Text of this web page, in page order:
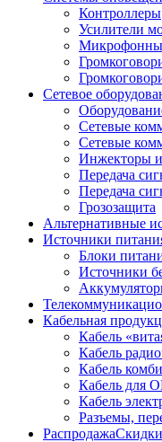
Контроллеры
Усилители
Сетевое
Сетевые
Сетевые
Инжекторы и
Передача
Передача
Грозозащита
Альтернативные
Источники
Блоки
Источники
Кабельная
Кабель
Кабель
Кабель
Кабель для
Кабель
Разъемы,
Распродажа